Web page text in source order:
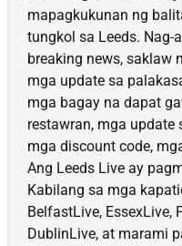
mapagkukunan ng
tungkol sa Leeds. Nag-
breaking news, saklaw
mga update sa
mga bagay na dapat
restawran, mga update
mga discount code,
Ang Leeds Live ay
Kabilang sa mga
BelfastLive, EssexLive,
DublinLive, at marami